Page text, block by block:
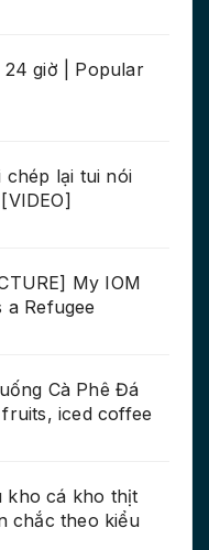
giờ | Popular
chép lại tui nói
My IOM
a Refugee
Cà Phê Đá
iced coffee
kho cá kho thịt
chắc theo kiểu